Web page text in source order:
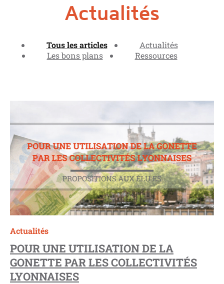
Actualités
Tous les articles
Actualités
Les bons plans
Ressources
Actualités
POUR UNE UTILISATION DE LA
GONETTE PAR LES COLLECTIVITÉS
LYONNAISES